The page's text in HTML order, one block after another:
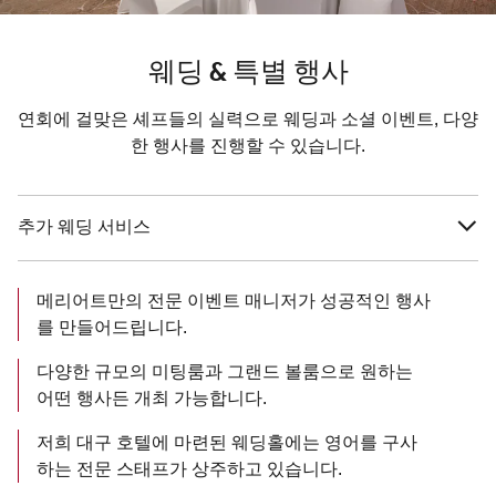
웨딩 & 특별 행사
연회에 걸맞은 셰프들의 실력으로 웨딩과 소셜 이벤트, 다양
한 행사를 진행할 수 있습니다.
추가 웨딩 서비스
메리어트만의 전문 이벤트 매니저가 성공적인 행사
를 만들어드립니다.
다양한 규모의 미팅룸과 그랜드 볼룸으로 원하는
어떤 행사든 개최 가능합니다.
저희 대구 호텔에 마련된 웨딩홀에는 영어를 구사
하는 전문 스태프가 상주하고 있습니다.